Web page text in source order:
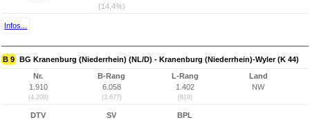
(14,4%)
Infos...
B 9 BG Kranenburg (Niederrhein) (NL/D) - Kranenburg (Niederrhein)-Wyler (K 44)
Nr.
1.910
(4.209)
B-Rang
6.058
(3.677)
L-Rang
1.402
(819)
Land
NW
DTV
SV
BPL